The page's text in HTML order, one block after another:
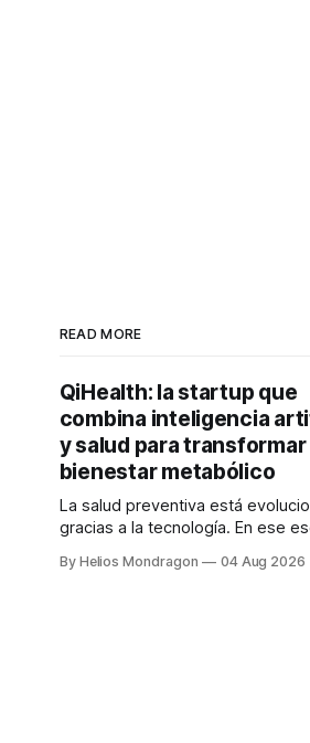
READ MORE
QiHealth: la startup que
combina inteligencia
y salud para transformar
bienestar metabólico
La salud preventiva está
gracias a la tecnología. En ese
desarrolla un ecosistema digital
By Helios Mondragon 04 Aug 2026